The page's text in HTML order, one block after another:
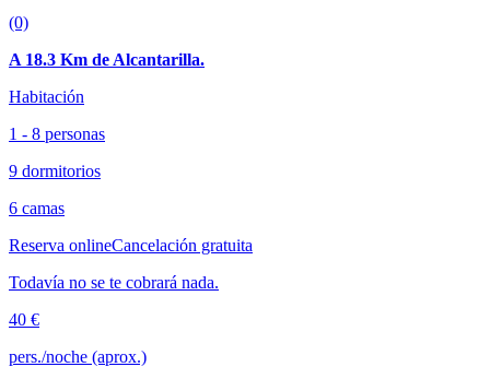
(0)
A 18.3 Km de Alcantarilla.
Habitación
1 - 8 personas
9 dormitorios
6 camas
Reserva onlineCancelación gratuita
Todavía no se te cobrará nada.
40 €
pers./noche (aprox.)